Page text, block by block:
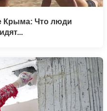
Крыма: Что люди